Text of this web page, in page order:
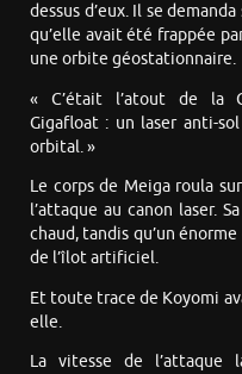
dessus d’eux. Il se
qu’elle avait été frappée
une orbite géostationnaire.
« C’était l’atout de la
Gigafloat : un laser anti-
orbital. »
Le corps de Meiga roula
l’attaque au canon laser.
chaud, tandis qu’un
de l’îlot artificiel.
Et toute trace de Koyomi
elle.
La vitesse de l’attaque